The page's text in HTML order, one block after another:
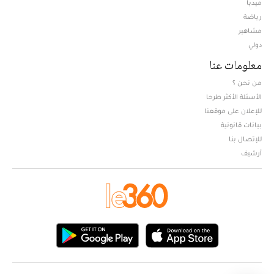
ميديا
رياضة
مشاهير
دولي
معلومات عنا
من نحن ؟
الأسئلة الأكثر طرحا
للإعلان على موقعنا
بيانات قانونية
للإتصال بنا
أرشيف